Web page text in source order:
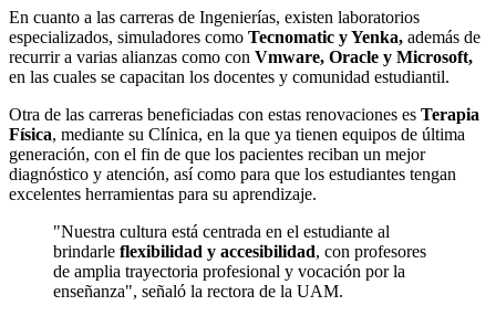
En cuanto a las carreras de Ingenierías, existen laboratorios
especializados, simuladores como Tecnomatic y Yenka, además de
recurrir a varias alianzas como con Vmware, Oracle y Microsoft,
en las cuales se capacitan los docentes y comunidad estudiantil.
Otra de las carreras beneficiadas con estas renovaciones es Terapia
Física, mediante su Clínica, en la que ya tienen equipos de última
generación, con el fin de que los pacientes reciban un mejor
diagnóstico y atención, así como para que los estudiantes tengan
excelentes herramientas para su aprendizaje.
"Nuestra cultura está centrada en el estudiante al
brindarle flexibilidad y accesibilidad, con profesores
de amplia trayectoria profesional y vocación por la
enseñanza", señaló la rectora de la UAM.